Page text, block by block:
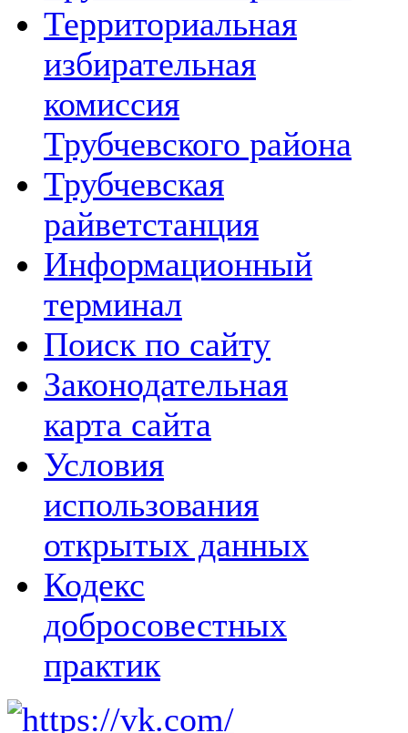
Территориальная
избирательная
комиссия
Трубчевского района
Трубчевская
райветстанция
Информационный
терминал
Поиск по сайту
Законодательная
карта сайта
Условия
использования
открытых данных
Кодекс
добросовестных
практик